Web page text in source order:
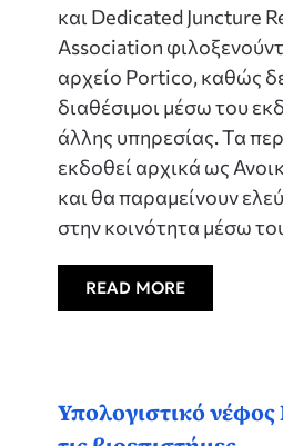
και Dedicated Juncture
Association
αρχείο Portico, καθώς
διαθέσιμοι μέσω του
άλλης υπηρεσίας. Τα
εκδοθεί αρχικά ως
και θα παραμείνουν
στην κοινότητα μέσω
READ MORE
Υπολογιστικό νέφος